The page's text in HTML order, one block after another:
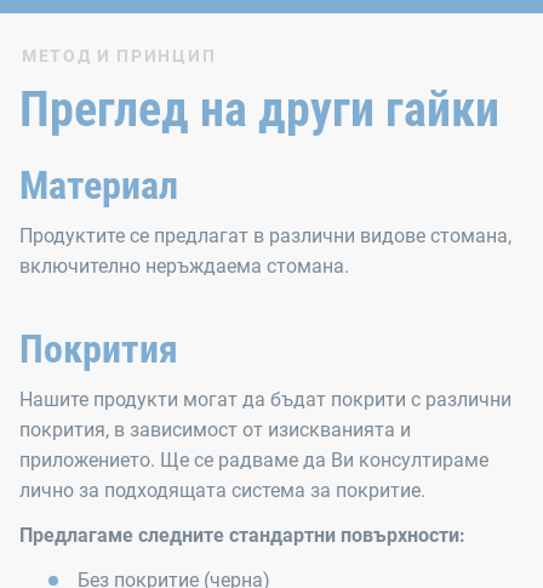
МЕТОД И ПРИНЦИП
Преглед на други гайки
Материал
Продуктите се предлагат в различни видове стомана,
включително неръждаема стомана.
Покрития
Нашите продукти могат да бъдат покрити с различни
покрития, в зависимост от изискванията и
приложението. Ще се радваме да Ви консултираме
лично за подходящата система за покритие.
Предлагаме следните стандартни повърхности:
Без покритие (черна)